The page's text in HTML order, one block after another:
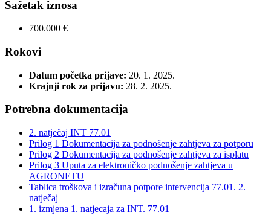
Sažetak iznosa
700.000 €
Rokovi
Datum početka prijave: 20. 1. 2025.
Krajnji rok za prijavu: 28. 2. 2025.
Potrebna dokumentacija
2. natječaj INT 77.01
Prilog 1 Dokumentacija za podnošenje zahtjeva za potporu
Prilog 2 Dokumentacija za podnošenje zahtjeva za isplatu
Prilog 3 Uputa za elektroničko podnošenje zahtjeva u
AGRONETU
Tablica troškova i izračuna potpore intervencija 77.01. 2.
natječaj
1. izmjena 1. natjecaja za INT. 77.01